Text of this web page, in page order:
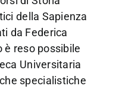
della Sapienza
da Federica
è reso possibile
Universitaria
specialistiche